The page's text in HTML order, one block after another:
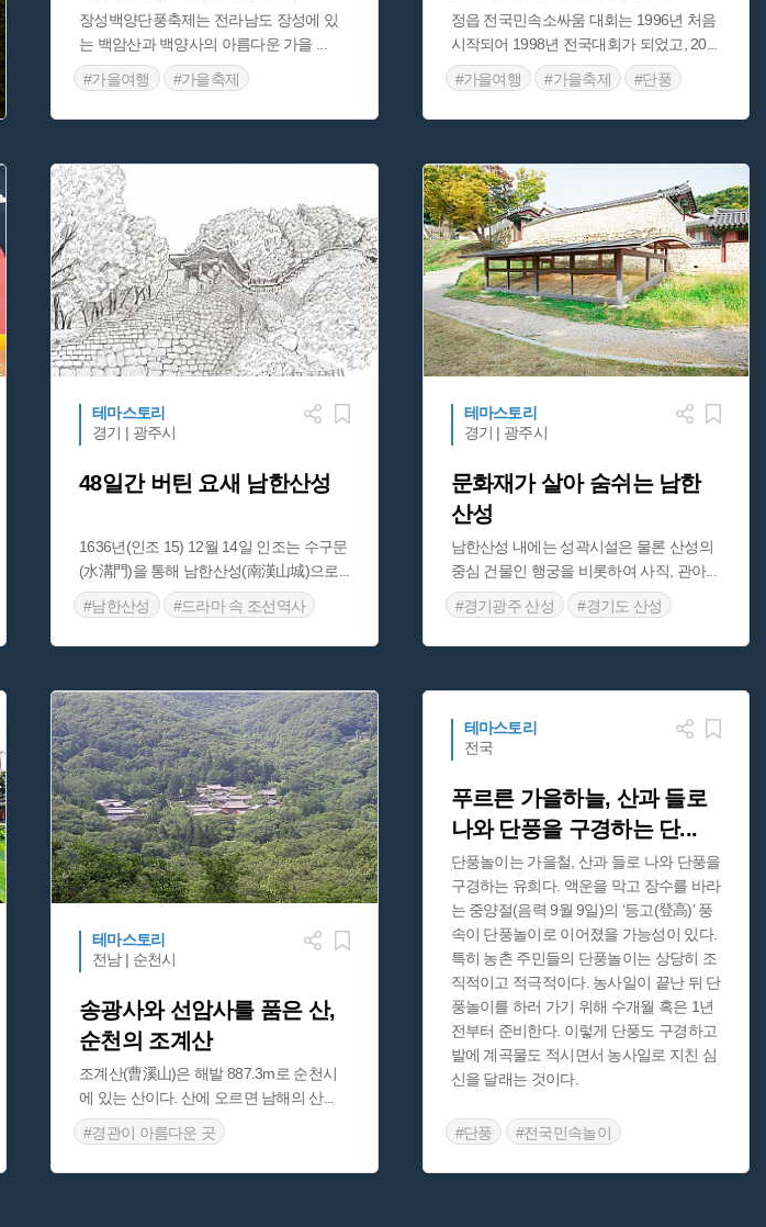
장성백양단풍축제는 전라남도 장성에 있
는 백암산과 백양사의 아름다운 가을
#가을여행
#가을축제
정읍 전국민속소싸움 대회는 1996년 처음
시작되어 1998년 전국대회가 되었고, 20...
#가을여행
#가을축제
#단풍
테마스토리
경기 | 광주시
48일간 버틴 요새 남한산성
1636년(인조 15) 12월 14일 인조는 수구문
(水溝門)을 통해 남한산성(南漢山城)으로
#남한산성
#드라마 속 조선역사
테마스토리
경기 | 광주시
문화재가 살아 숨쉬는 남한
산성
남한산성 내에는 성곽시설은 물론 산성의
중심 건물인 행궁을 비롯하여 사직, 관아...
#경기광주 산성
#경기도 산성
테마스토리
전남 | 순천시
송광사와 선암사를 품은 산,
순천의 조계산
조계산(曹溪山)은 해발 887.3m로 순천시
에 있는 산이다. 산에 오르면 남해의 산...
#경관이 아름다운 곳
테마스토리
전국
푸르른 가을하늘, 산과 들로
나와 단풍을 구경하는 단...
단풍놀이는 가을철, 산과 들로 나와 단풍을
구경하는 유희다. 액운을 막고 장수를 바라
는 중양절(음력 9월 9일)의 ‘등고(登高)’ 풍
속이 단풍놀이로 이어졌을 가능성이 있다.
특히 농촌 주민들의 단풍놀이는 상당히 조
직적이고 적극적이다. 농사일이 끝난 뒤 단
풍놀이를 하러 가기 위해 수개월 혹은 1년
전부터 준비한다. 이렇게 단풍도 구경하고
발에 계곡물도 적시면서 농사일로 지친 심
신을 달래는 것이다.
#단풍 #전국민속놀이